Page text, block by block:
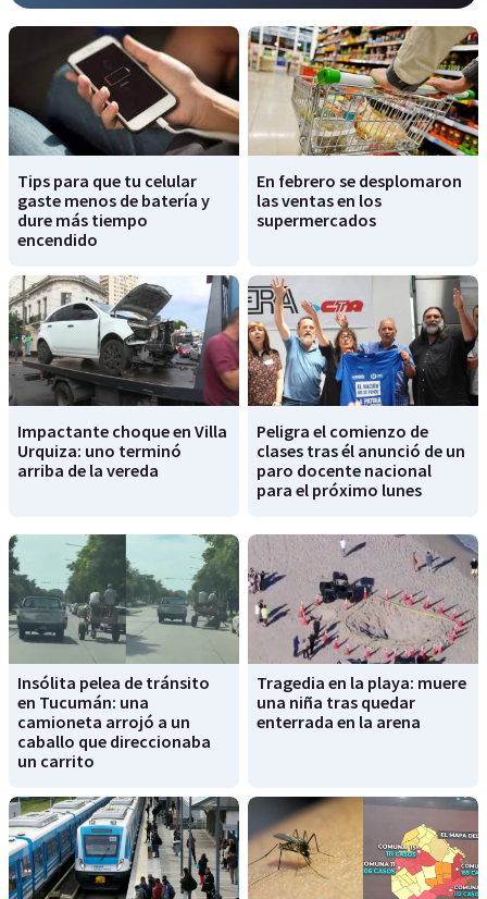
Tips para que tu celular
gaste menos de batería y
dure más tiempo
encendido
En febrero se desplomaron
las ventas en los
supermercados
Impactante choque en Villa
Urquiza: uno terminó
arriba de la vereda
Peligra el comienzo de
clases tras él anunció de un
paro docente nacional
para el próximo lunes
Insólita pelea de tránsito
en Tucumán: una
camioneta arrojó a un
caballo que direccionaba
un carrito
Tragedia en la playa: muere
una niña tras quedar
enterrada en la arena